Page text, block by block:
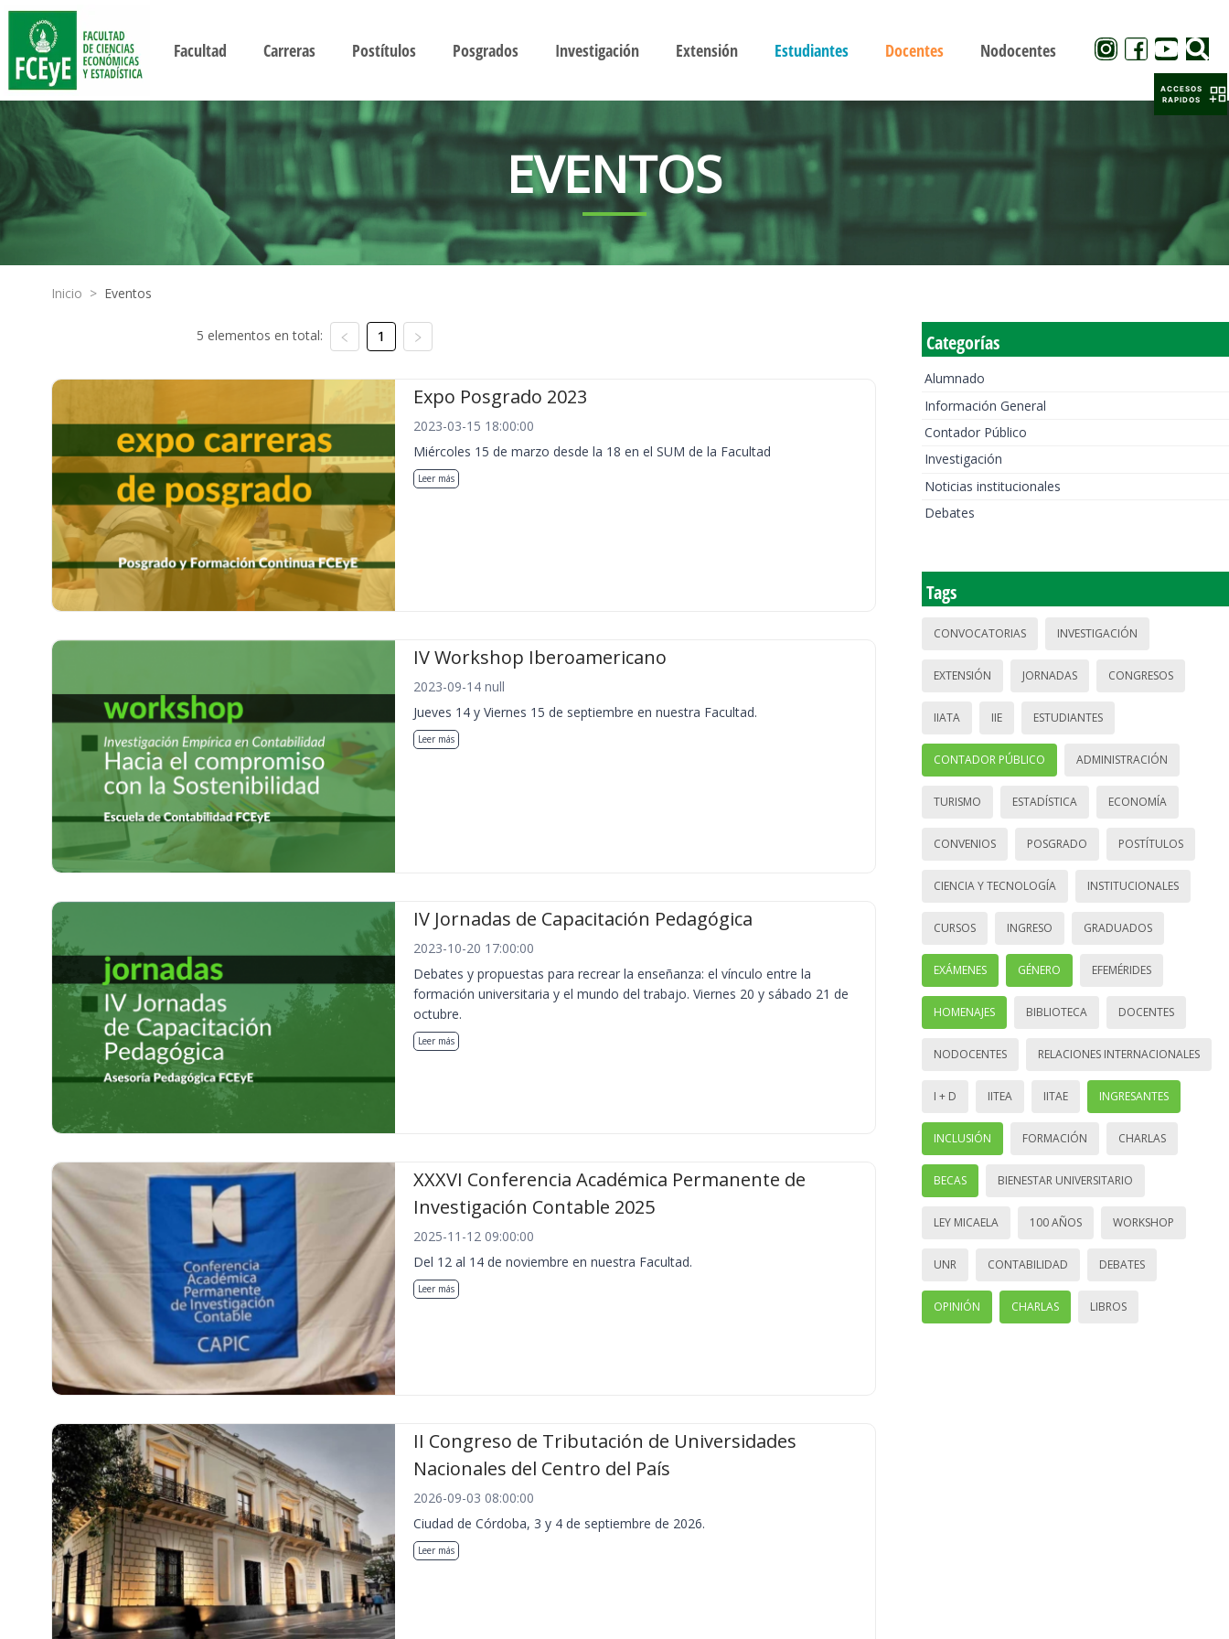
Facultad Carreras Postítulos Posgrados Investigación Extensión Estudiantes Docentes Nodocentes
EVENTOS
Inicio > Eventos
5 elementos en total: 1
Expo Posgrado 2023
2023-03-15 18:00:00
Miércoles 15 de marzo desde la 18 en el SUM de la Facultad
Leer más
IV Workshop Iberoamericano
2023-09-14 null
Jueves 14 y Viernes 15 de septiembre en nuestra Facultad.
Leer más
IV Jornadas de Capacitación Pedagógica
2023-10-20 17:00:00
Debates y propuestas para recrear la enseñanza: el vínculo entre la
formación universitaria y el mundo del trabajo. Viernes 20 y sábado 21 de
octubre.
Leer más
XXXVI Conferencia Académica Permanente de
Investigación Contable 2025
2025-11-12 09:00:00
Del 12 al 14 de noviembre en nuestra Facultad.
Leer más
II Congreso de Tributación de Universidades
Nacionales del Centro del País
2026-09-03 08:00:00
Ciudad de Córdoba, 3 y 4 de septiembre de 2026.
Leer más
Categorías
Alumnado
Información General
Contador Público
Investigación
Noticias institucionales
Debates
Tags
CONVOCATORIAS INVESTIGACIÓN
EXTENSIÓN JORNADAS CONGRESOS
IIATA IIE ESTUDIANTES
CONTADOR PÚBLICO ADMINISTRACIÓN
TURISMO ESTADÍSTICA ECONOMÍA
CONVENIOS POSGRADO POSTÍTULOS
CIENCIA Y TECNOLOGÍA INSTITUCIONALES
CURSOS INGRESO GRADUADOS
EXÁMENES GÉNERO EFEMÉRIDES
HOMENAJES BIBLIOTECA DOCENTES
NODOCENTES RELACIONES INTERNACIONALES
I + D IITEA IITAE INGRESANTES
INCLUSIÓN FORMACIÓN CHARLAS
BECAS BIENESTAR UNIVERSITARIO
LEY MICAELA 100 AÑOS WORKSHOP
UNR CONTABILIDAD DEBATES
OPINIÓN CHARLAS LIBROS
ACCESOS
RAPIDOS